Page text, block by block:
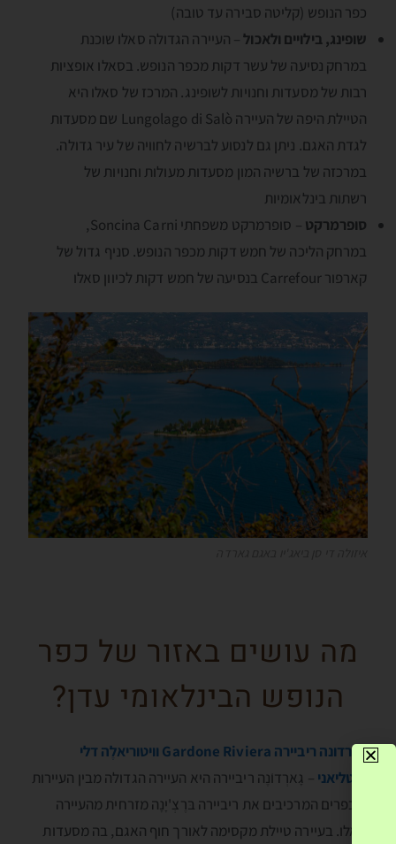
כפר הנופש (קליטה סבירה עד טובה)
שופינג, בילויים ולאכול– העיירה הגדולה סאלו שוכנת
במרחק נסיעה של עשר דקות מכפר הנופש. בסאלו אופציות
רבות של מסעדות וחנויות לשופינג. המרכז של סאלו היא
הטיילת היפה של העיירה Lungolago di Salò שם מסעדות
לגדת האגם. ניתן גם לנסוע לברשיה לחוויה של עיר גדולה.
במרכזה של ברשיה המון מסעדות מעולות וחנויות של
רשתות בינלאומיות
סופרמרקט
– סופרמרקט משפחתי Soncina Carni,
במרחק הליכה של חמש דקות מכפר הנופש. סניף גדול של
קארפור Carrefour בנסיעה של חמש דקות לכיוון סאלו
מה עושים באזור של כפר
הנופש הבינלאומי עדן?
גארדונה ריביירה Gardone Riviera וויטוריאלֶה דלי
איטליאני – גָארְדוֺנֶה ריביירה היא העיירה הגדולה מבין העיירות
והכפרים המרכיבים את ריביירה בּרֶצְ'יָנָה מזרחית מהעיירה
סָאלו. בעיירה טיילת מקסימה לאורך חוף האגם, בה מסעדות